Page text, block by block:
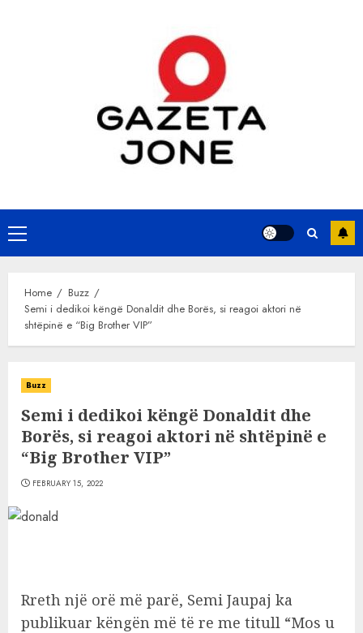
Primary
Menu
Home
Buzz
Semi i dedikoi këngë Donaldit dhe Borës, si reagoi aktori në
shtëpinë e “Big Brother VIP”
Buzz
Semi i dedikoi këngë Donaldit dhe
Borës, si reagoi aktori në shtëpinë e
“Big Brother VIP”
FEBRUARY 15, 2022
Rreth një orë më parë, Semi Jaupaj ka
publikuar këngën më të re me titull “Mos u